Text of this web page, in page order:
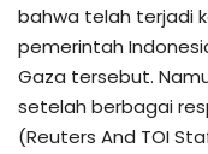
bahwa telah terjadi
pemerintah
Gaza tersebut.
setelah berbagai
(Reuters And TOI